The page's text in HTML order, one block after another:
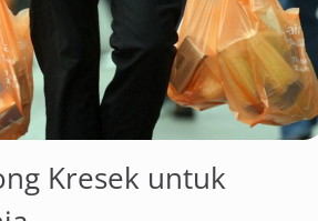
Kresek untuk